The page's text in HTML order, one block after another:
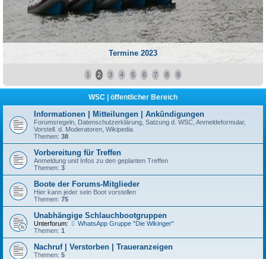
Termine 2023
1 2 3 4 5 6 7 8 9
WSC | öffentlicher Bereich
Informationen | Mitteilungen | Ankündigungen
Forumsregeln, Datenschutzerklärung, Satzung d. WSC, Anmeldeformular,
Vorstell. d. Moderatoren, Wikipedia
Themen: 38
Vorbereitung für Treffen
Anmeldung und Infos zu den geplanten Treffen
Themen: 3
Boote der Forums-Mitglieder
Hier kann jeder sein Boot vorstellen
Themen: 75
Unabhängige Schlauchbootgruppen
Unterforum:
WhatsApp Gruppe "Die Wikinger"
Themen: 1
Nachruf | Verstorben | Traueranzeigen
Themen: 5